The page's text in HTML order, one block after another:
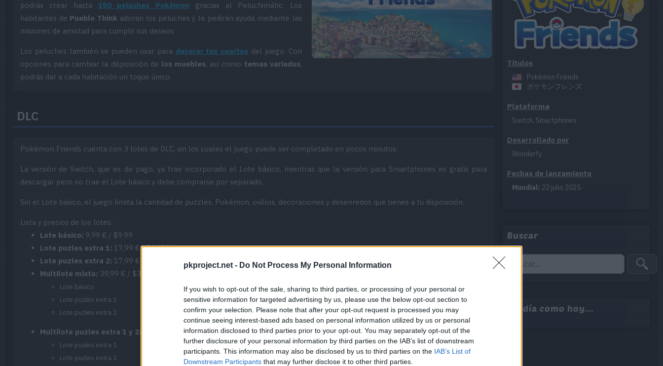
pkproject.net - Do Not Process My Personal Information
If you wish to opt-out of the sale, sharing to third parties, or processing of your personal or
sensitive information for targeted advertising by us, please use the below opt-out section to
confirm your selection. Please note that after your opt-out request is processed you may
continue seeing interest-based ads based on personal information utilized by us or personal
information disclosed to third parties prior to your opt-out. You may separately opt-out of the
further disclosure of your personal information by third parties on the IAB’s list of downstream
participants. This information may also be disclosed by us to third parties on the IAB’s List of
Downstream Participants that may further disclose it to other third parties.
podrás crear hasta 150 peluches Pokémon gracias al Peluchimátic. Los
habitantes de Pueblo Think adoran los peluches y te pedirán ayuda mediante las
misiones de amistad para cumplir sus deseos.
Los peluches también se pueden usar para decorar tus cuartos del juego. Con
opciones para cambiar la disposición de los muebles, así como temas variados,
podrás dar a cada habitación un toque único.
DLC
Pokémon Friends cuenta con 3 lotes de DLC, sin los cuales el juego puede ser completado en pocos minutos.
La versión de Switch, que es de pago, ya trae incorporado el Lote básico, mientras que la versión para Smartphones es gratis para
descargar pero no trae el Lote básico y debe comprarse por separado.
Sin el Lote básico, el juego limita la cantidad de puzzles, Pokémon, ovillos, decoraciones y desenredos que tienes a tu disposición.
Lista y precios de los lotes:
Lote básico: 9,99 € / $9.99
Lote puzles extra 1: 17,99 € / $14.99
Lote puzles extra 2: 17,99 € / $14.99
Multilote mixto: 39,99 € / $33.99
Lote básico
Lote puzles extra 1
Lote puzles extra 2
Multilote puzles extra 1 y 2: 29,99 € / $25.99
Lote puzles extra 1
Lote puzles extra 2
Títulos
Pokémon Friends
ポケモンフレンズ
Plataforma
Switch, Smartphones
Desarrollado por
Wonderfy
Fechas de lanzamiento
Mundial: 22 julio 2025
Buscar
Tal día como hoy...